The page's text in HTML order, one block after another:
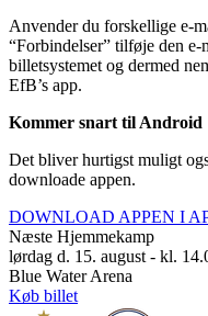
Anvender du forskellige e-
“Forbindelser” tilføje den e-
billetsystemet og dermed
EfB’s app.
Kommer snart til Android
Det bliver hurtigst muligt
downloade appen.
DOWNLOAD APPEN I
Næste Hjemmekamp
lørdag d. 15. august - kl.
Blue Water Arena
Køb billet